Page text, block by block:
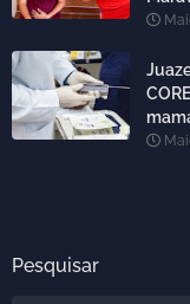
Pesquisar